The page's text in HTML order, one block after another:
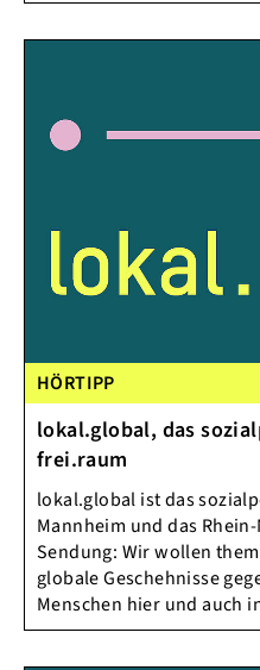
HÖRTIPP
lokal.global, das
frei.raum
lokal.global ist das
Mannheim und das
Sendung: Wir wollen
globale Geschehnisse
Menschen hier und auch